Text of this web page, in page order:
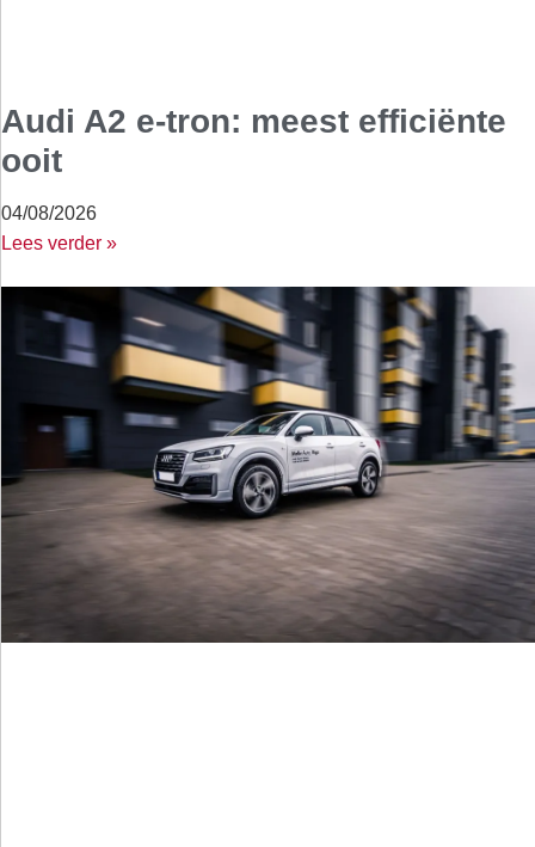
Audi A2 e-tron: meest efficiënte
ooit
04/08/2026
Lees verder »